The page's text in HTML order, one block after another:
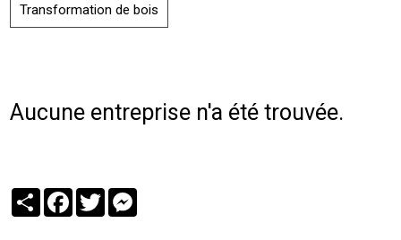
Transformation de bois
Aucune entreprise n'a été trouvée.
PartagerFacebook
Twitter